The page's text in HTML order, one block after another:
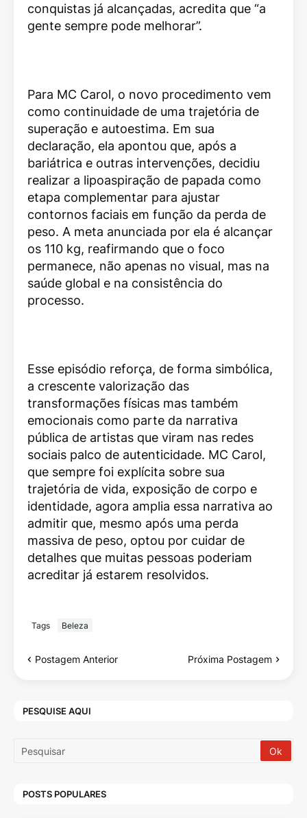
conquistas já alcançadas, acredita que “a
gente sempre pode melhorar”.
Para MC Carol, o novo procedimento vem
como continuidade de uma trajetória de
superação e autoestima. Em sua
declaração, ela apontou que, após a
bariátrica e outras intervenções, decidiu
realizar a lipoaspiração de papada como
etapa complementar para ajustar
contornos faciais em função da perda de
peso. A meta anunciada por ela é alcançar
os 110 kg, reafirmando que o foco
permanece, não apenas no visual, mas na
saúde global e na consistência do
processo.
Esse episódio reforça, de forma simbólica,
a crescente valorização das
transformações físicas mas também
emocionais como parte da narrativa
pública de artistas que viram nas redes
sociais palco de autenticidade. MC Carol,
que sempre foi explícita sobre sua
trajetória de vida, exposição de corpo e
identidade, agora amplia essa narrativa ao
admitir que, mesmo após uma perda
massiva de peso, optou por cuidar de
detalhes que muitas pessoas poderiam
acreditar já estarem resolvidos.
Tags Beleza
Postagem Anterior Próxima Postagem
PESQUISE AQUI
POSTS POPULARES